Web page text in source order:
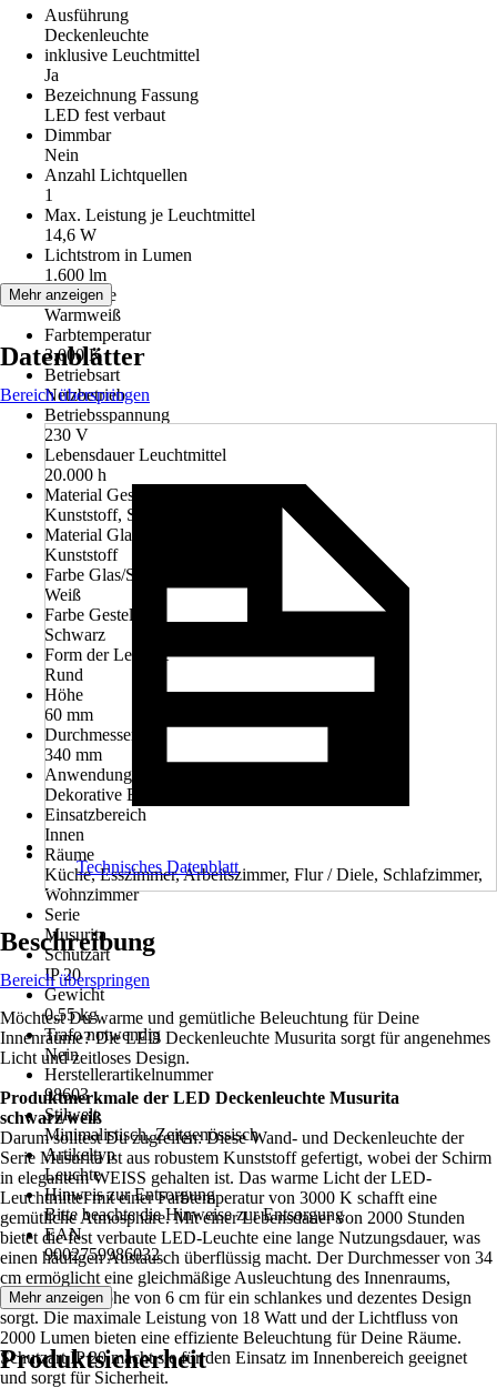
Ausführung
Deckenleuchte
inklusive Leuchtmittel
Ja
Bezeichnung Fassung
LED fest verbaut
Dimmbar
Nein
Anzahl Lichtquellen
1
Max. Leistung je Leuchtmittel
14,6 W
Lichtstrom in Lumen
1.600 lm
Lichtfarbe
Warmweiß
Farbtemperatur
3.000 K
Betriebsart
Netzbetrieb
Betriebsspannung
230 V
Lebensdauer Leuchtmittel
20.000 h
Material Gestell
Kunststoff, Stahl
Material Glas/Schirm
Kunststoff
Farbe Glas/Schirm
Weiß
Farbe Gestell
Schwarz
Form der Leuchte
Rund
Höhe
60 mm
Durchmesser
340 mm
Anwendung
Dekorative Beleuchtung
Einsatzbereich
Innen
Räume
Küche, Esszimmer, Arbeitszimmer, Flur / Diele, Schlafzimmer,
Wohnzimmer
Serie
Musurita
Schutzart
IP 20
Gewicht
0,55 kg
Trafo notwendig
Nein
Herstellerartikelnummer
98603
Stilwelt
Minimalistisch, Zeitgenössisch
Artikeltyp
Leuchte
Hinweis zur Entsorgung
Bitte beachte die Hinweise zur Entsorgung
EAN
9002759986032
Mehr anzeigen
Datenblätter
Bereich überspringen
Technisches Datenblatt
Beschreibung
Bereich überspringen
Möchtest Du warme und gemütliche Beleuchtung für Deine
Innenräume? Die LED Deckenleuchte Musurita sorgt für angenehmes
Licht und zeitloses Design.
Produktmerkmale der LED Deckenleuchte Musurita
schwarz/weiß
Darum solltest Du zugreifen: Diese Wand- und Deckenleuchte der
Serie Musurita ist aus robustem Kunststoff gefertigt, wobei der Schirm
in elegantem WEISS gehalten ist. Das warme Licht der LED-
Leuchtmittel mit einer Farbtemperatur von 3000 K schafft eine
gemütliche Atmosphäre. Mit einer Lebensdauer von 2000 Stunden
bietet die fest verbaute LED-Leuchte eine lange Nutzungsdauer, was
einen häufigen Austausch überflüssig macht. Der Durchmesser von 34
cm ermöglicht eine gleichmäßige Ausleuchtung des Innenraums,
während die Höhe von 6 cm für ein schlankes und dezentes Design
sorgt. Die maximale Leistung von 18 Watt und der Lichtfluss von
2000 Lumen bieten eine effiziente Beleuchtung für Deine Räume.
Schutzart IP 20 macht sie für den Einsatz im Innenbereich geeignet
und sorgt für Sicherheit.
Mehr anzeigen
Produktsicherheit